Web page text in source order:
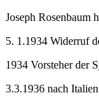
Joseph Rosenbaum
5. 1.1934 Widerruf
1934 Vorsteher der
3.3.1936 nach Italien